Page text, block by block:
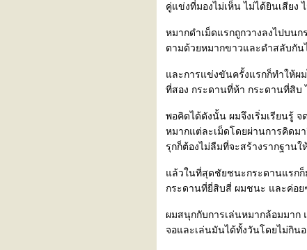
คู่แข่งที่มองไม่เห็น ไม่ได้ยินเสียง
หมากดำเม็ดแรกถูกวางลงไปบน
ตามด้วยหมากขาวและดำสลับกัน
ละการแข่งขันครั้งแรกก็ทำให้ผม
ที่สอง กระดานที่ห้า กระดานที่สิบ
พอคิดได้ดังนั้น ผมจึงเริ่มเรียนรู้
หมากแต่ละเม็ดโดยผ่านการคิดม
รุกก็ต้องไม่ลืมที่จะสร้างรากฐานใ
ล้วในที่สุดชัยชนะกระดานแรกก็
กระดานที่ยี่สิบสี่ ผมชนะ และค่อย
ผมสนุกกับการเล่นหมากล้อมมาก
จอและเล่นมันได้ทั้งวันโดยไม่กิน